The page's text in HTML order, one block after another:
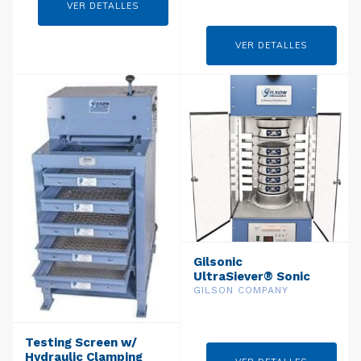
VER DETALLES
VER DETALLES
Testing Screen w/
Hydraulic Clamping
Gilsonic
UltraSiever® Sonic
Sifter ga-8
GILSON COMPANY